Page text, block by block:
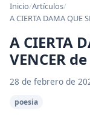
Inicio/Artículos/
A CIERTA DAMA QUE
A CIERTA
VENCER
28 de febrero de
poesia